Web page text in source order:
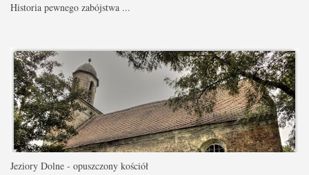
Historia pewnego zabójstwa ...
Jeziory Dolne - opuszczony kościół